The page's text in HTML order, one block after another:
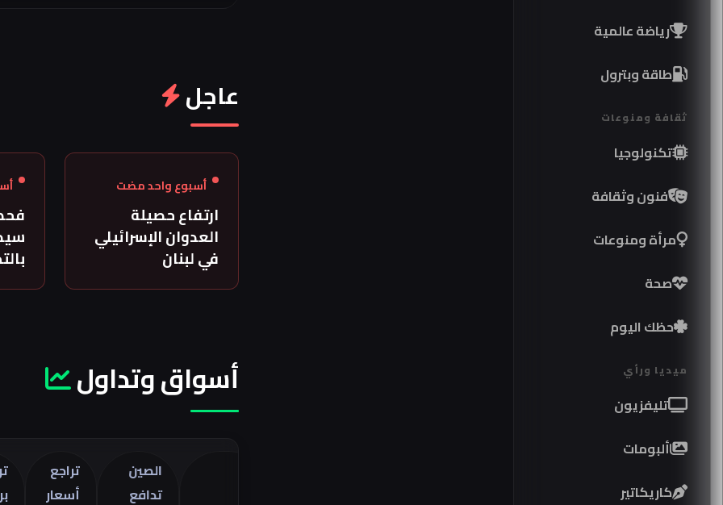
رياضة عالمية
طاقة وبترول
ثقافة ومنوعات
تكنولوجيا
فنون وثقافة
مرأة ومنوعات
صحة
حظك اليوم
ميديا ورأي
تليفزيون
ألبومات
كاريكاتير
عاجل
أسبوع واحد مضت
ارتفاع حصيلة
العدوان الإسرائيلي
في لبنان
أسواق وتداول
تراجع